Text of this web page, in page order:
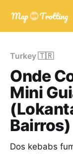
Turkey 🇹🇷
Onde
Mini
Bairros)
Dos kebabs